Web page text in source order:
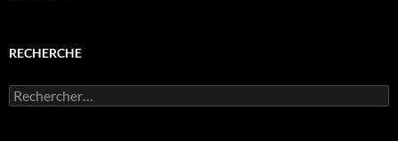
RECHERCHE
Rechercher :